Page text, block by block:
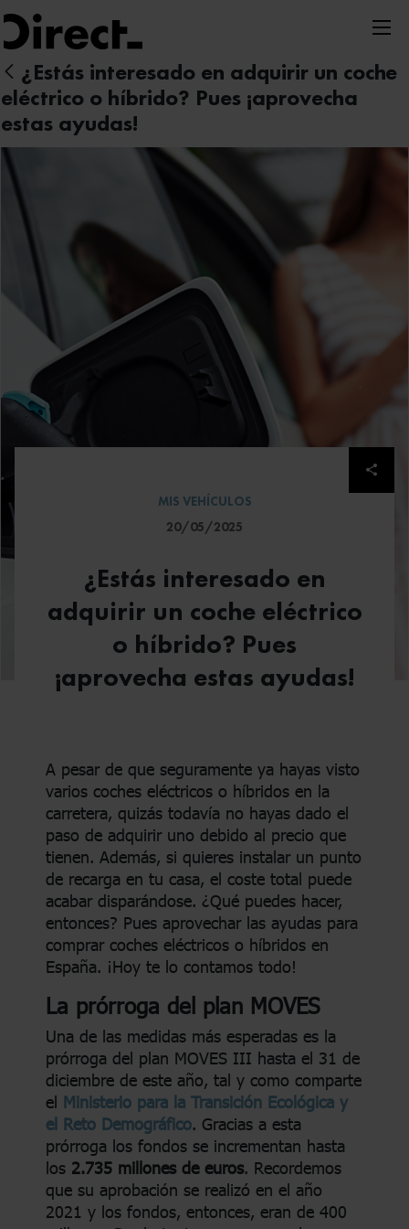
Nota:
este
sitio
web
incluye
un
de
accesibilidad.
¿Estás interesado en adquirir un coche
eléctrico o híbrido? Pues ¡aprovecha
estas ayudas!
MIS VEHÍCULOS
20/05/2025
¿Estás interesado en
adquirir un coche eléctrico
o híbrido? Pues
¡aprovecha estas ayudas!
A pesar de que seguramente ya hayas visto
varios coches eléctricos o híbridos en la
carretera, quizás todavía no hayas dado el
paso de adquirir uno debido al precio que
tienen. Además, si quieres instalar un punto
de recarga en tu casa, el coste total puede
acabar disparándose. ¿Qué puedes hacer,
entonces? Pues aprovechar las ayudas para
comprar coches eléctricos o híbridos en
España. ¡Hoy te lo contamos todo!
La prórroga del plan MOVES
Una de las medidas más esperadas es la
prórroga del plan MOVES III hasta el 31 de
diciembre de este año, tal y como comparte
el Ministerio para la Transición Ecológica y
el Reto Demográfico. Gracias a esta
prórroga los fondos se incrementan hasta
los 2.735 millones de euros. Recordemos
que su aprobación se realizó en el año
2021 y los fondos, entonces, eran de 400